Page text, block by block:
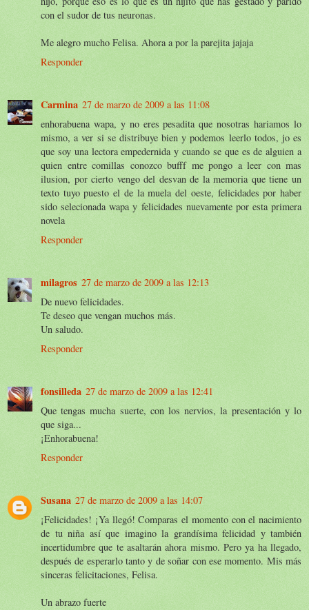
con el sudor de tus neuronas.
Me alegro mucho Felisa. Ahora a por la parejita jajaja
Responder
Carmina 27 de marzo de 2009 a las 11:08
enhorabuena wapa, y no eres pesadita que nosotras hariamos lo
mismo, a ver si se distribuye bien y podemos leerlo todos, jo es
que soy una lectora empedernida y cuando se que es de alguien a
quien entre comillas conozco bufff me pongo a leer con mas
ilusion, por cierto vengo del desvan de la memoria que tiene un
texto tuyo puesto el de la muela del oeste, felicidades por haber
sido selecionada wapa y felicidades nuevamente por esta primera
novela
Responder
milagros 27 de marzo de 2009 a las 12:13
De nuevo felicidades.
Te deseo que vengan muchos más.
Un saludo.
Responder
fonsilleda 27 de marzo de 2009 a las 12:41
Que tengas mucha suerte, con los nervios, la presentación y lo
que siga...
¡Enhorabuena!
Responder
Susana 27 de marzo de 2009 a las 14:07
¡Felicidades! ¡Ya llegó! Comparas el momento con el nacimiento
de tu niña así que imagino la grandísima felicidad y también
incertidumbre que te asaltarán ahora mismo. Pero ya ha llegado,
después de esperarlo tanto y de soñar con ese momento. Mis más
sinceras felicitaciones, Felisa.
Un abrazo fuerte